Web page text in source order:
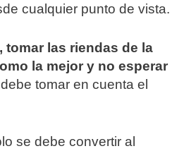
cualquier punto de vista.
tomar las riendas de la
la mejor y no esperar
tomar en cuenta el
se debe convertir al